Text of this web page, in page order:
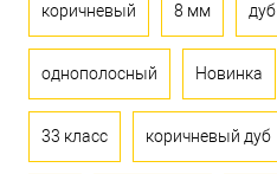
коричневый 8 мм дуб
однополосный Новинка
33 класс коричневый дуб